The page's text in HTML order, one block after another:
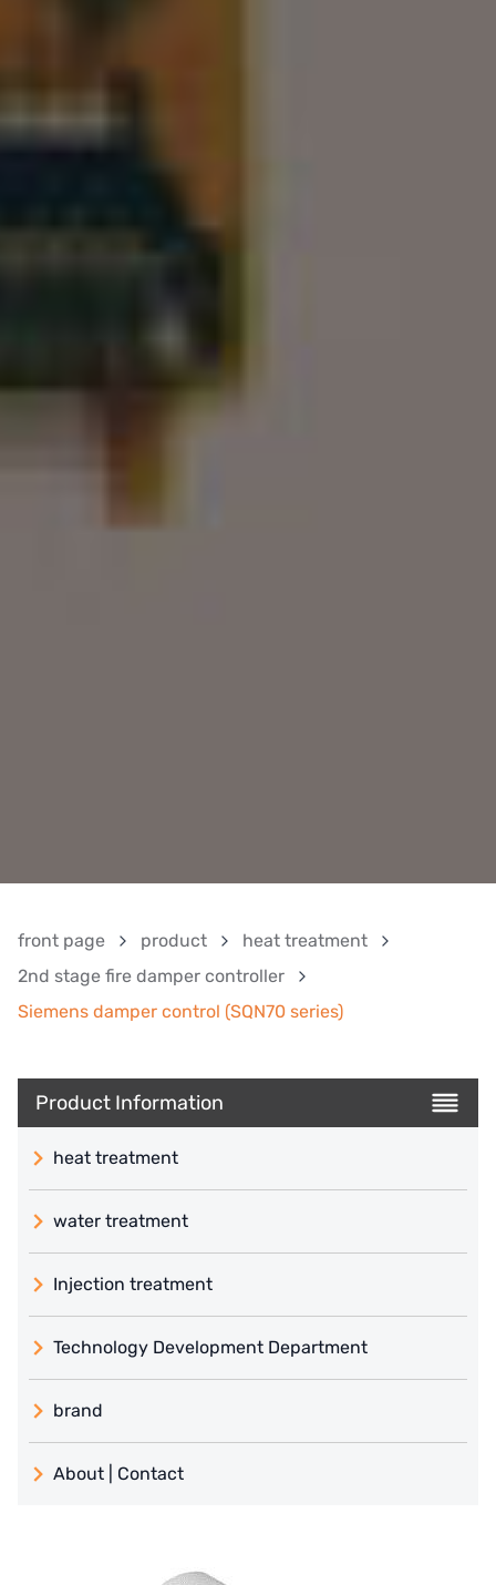
front page product
heat treatment
2nd stage fire damper controller
Siemens damper control (SQN70 series)
Product Information
heat treatment
water treatment
Injection treatment
Technology Development Department
brand
義大利 ATLAS
About | Contact